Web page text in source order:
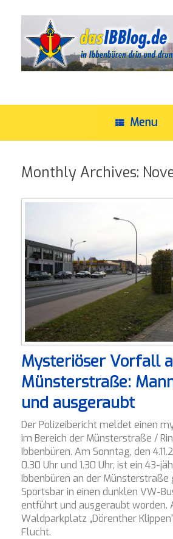
Menu
Monthly Archives:
Mysteriöser Vorfall
Münsterstraße:
und ausgeraubt
Der Polizeibericht meldet einen
im Bereich der Münsterstraße /
Ibbenbüren. Am Sonntag, den
0.30 Uhr und 1.30 Uhr, ist ein 43-
Ibbenbüren an der Münsterstraße
Sportsbar in einen dunklen VW-
entführt und ausgeraubt worden.
Waldparkplatz „Dörenther
Flucht.